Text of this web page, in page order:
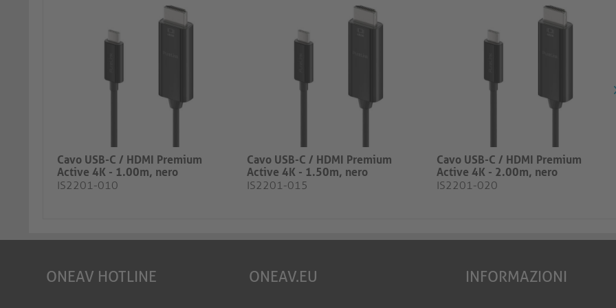
Cavo USB-C / HDMI Premium
Active 4K - 1.00m, nero
IS2201-010
Cavo USB-C / HDMI Premium
Active 4K - 1.50m, nero
IS2201-015
Cavo USB-C / HDMI Premium
Active 4K - 2.00m, nero
IS2201-020
ONEAV HOTLINE ONEAV.EU INFORMAZIONI